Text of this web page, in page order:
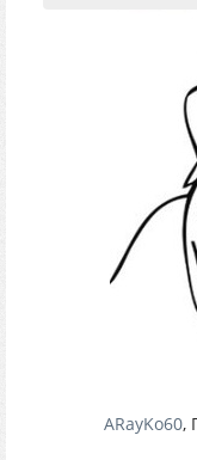
ARayKo60,